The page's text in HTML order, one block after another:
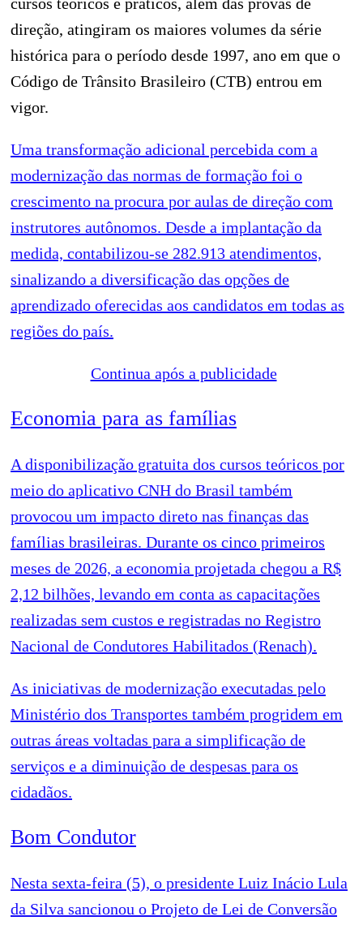
direção, atingiram os maiores volumes da série
histórica para o período desde 1997, ano em que o
Código de Trânsito Brasileiro (CTB) entrou em
vigor.
Uma transformação adicional percebida com a
modernização das normas de formação foi o
crescimento na procura por aulas de direção com
instrutores autônomos. Desde a implantação da
medida, contabilizou-se 282.913 atendimentos,
sinalizando a diversificação das opções de
aprendizado oferecidas aos candidatos em todas as
regiões do país.
Continua após a publicidade
Economia para as famílias
A disponibilização gratuita dos cursos teóricos por
meio do aplicativo CNH do Brasil também
provocou um impacto direto nas finanças das
famílias brasileiras. Durante os cinco primeiros
meses de 2026, a economia projetada chegou a R$
2,12 bilhões, levando em conta as capacitações
realizadas sem custos e registradas no Registro
Nacional de Condutores Habilitados (Renach).
As iniciativas de modernização executadas pelo
Ministério dos Transportes também progridem em
outras áreas voltadas para a simplificação de
serviços e a diminuição de despesas para os
cidadãos.
Bom Condutor
Nesta sexta-feira (5), o presidente Luiz Inácio Lula
da Silva sancionou o Projeto de Lei de Conversão